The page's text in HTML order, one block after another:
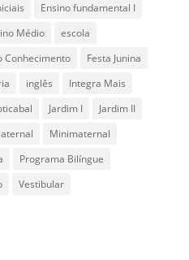
Ensino fundamental I
Médio
escola
Conhecimento
Festa Junina
inglês
Integra Mais
Jardim I
Jardim II
Minimaternal
Programa Bilíngue
Vestibular